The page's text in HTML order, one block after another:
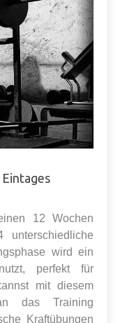
Eintages
12 Wochen
unterschiedliche
wird ein
perfekt für
mit diesem
das Training
Kraftübungen